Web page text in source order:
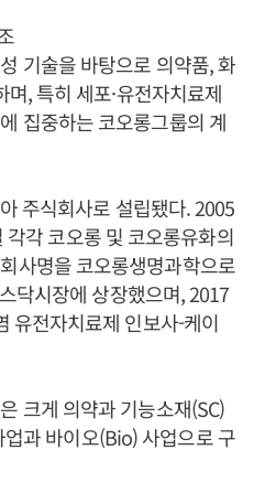
기술을 바탕으로 의약품, 화
, 특히 세포·유전자치료제
집중하는 코오롱그룹의 계
주식회사로 설립됐다. 2005
각 코오롱 및 코오롱유화의
사명을 코오롱생명과학으로
닥시장에 상장했으며, 2017
유전자치료제 인보사-케이
크게 의약과 기능소재(SC)
과 바이오(Bio) 사업으로 구